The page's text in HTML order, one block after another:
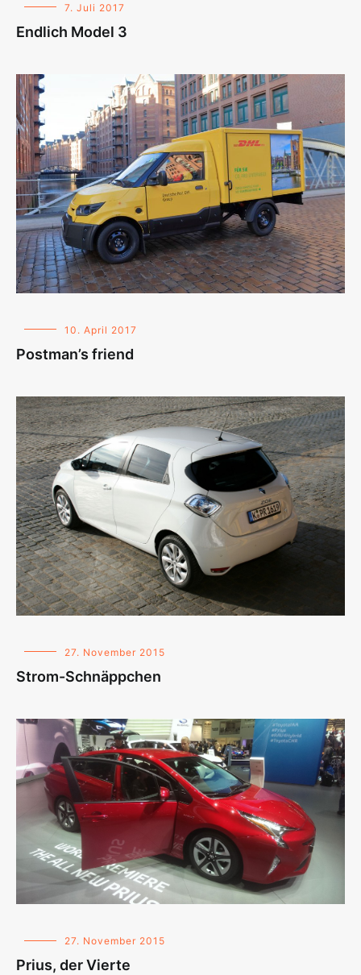
7. Juli 2017
Endlich Model 3
10. April 2017
Postman’s friend
27. November 2015
Strom-Schnäppchen
27. November 2015
Prius, der Vierte